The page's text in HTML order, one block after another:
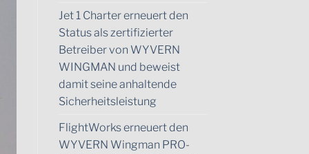
Jet 1 Charter erneuert den
Status als zertifizierter
Betreiber von WYVERN
WINGMAN und beweist
damit seine anhaltende
Sicherheitsleistung
FlightWorks erneuert den
WYVERN Wingman PRO-